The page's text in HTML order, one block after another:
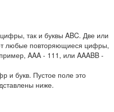
так и буквы ABC. Две или
любые повторяющиеся цифры,
AAA - 111 , или AAABB -
и букв. Пустое поле это
ниже.